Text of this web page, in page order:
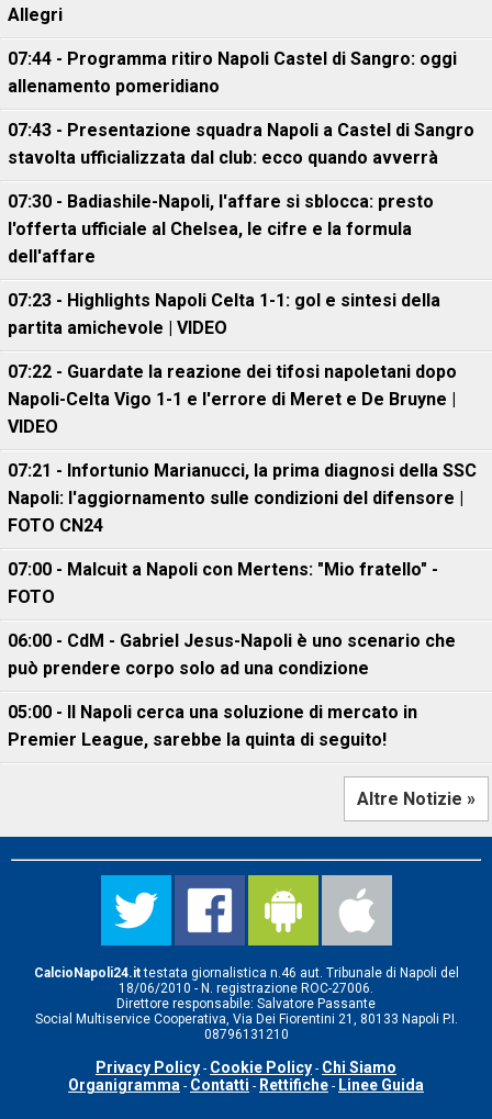
Allegri
07:44 - Programma ritiro Napoli Castel di Sangro: oggi
allenamento pomeridiano
07:43 - Presentazione squadra Napoli a Castel di Sangro
stavolta ufficializzata dal club: ecco quando avverrà
07:30 - Badiashile-Napoli, l'affare si sblocca: presto
l'offerta ufficiale al Chelsea, le cifre e la formula
dell'affare
07:23 - Highlights Napoli Celta 1-1: gol e sintesi della
partita amichevole | VIDEO
07:22 - Guardate la reazione dei tifosi napoletani dopo
Napoli-Celta Vigo 1-1 e l'errore di Meret e De Bruyne |
VIDEO
07:21 - Infortunio Marianucci, la prima diagnosi della SSC
Napoli: l'aggiornamento sulle condizioni del difensore |
FOTO CN24
07:00 - Malcuit a Napoli con Mertens: "Mio fratello" -
FOTO
06:00 - CdM - Gabriel Jesus-Napoli è uno scenario che
può prendere corpo solo ad una condizione
05:00 - Il Napoli cerca una soluzione di mercato in
Premier League, sarebbe la quinta di seguito!
Altre Notizie »
CalcioNapoli24.ittestata giornalistica n.46 aut. Tribunale di Napoli del
18/06/2010 - N. registrazione ROC-27006.
Direttore responsabile: Salvatore Passante
Social Multiservice Cooperativa, Via Dei Fiorentini 21, 80133 Napoli P.I.
08796131210
Privacy Policy - Cookie Policy - Chi Siamo
Organigramma - Contatti - Rettifiche - Linee Guida